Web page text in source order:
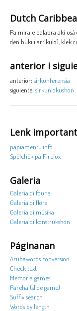
Dutch
Pa mira e palabra aki
den buki i artíkulo), klek
anterior i
anterior: sirkunferensia
siguiente: sirkunlokushon
Lenk
papiamentu.info
Spèlchèk pa Firefox
Galeria
Galeria di founa
Galeria di flora
Galeria di músika
Galeria di konstrukshon
Páginanan
Arubawords conversion
Check text
Memoria games
Pareha (slide game)
Suffix search
Words by length